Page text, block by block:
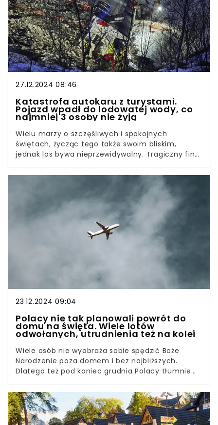
27.12.2024 08:46
Katastrofa autokaru z turystami.
Pojazd wpadł do lodowatej wody, co
najmniej 3 osoby nie żyją
Wielu marzy o szczęśliwych i spokojnych
świętach, życząc tego także swoim bliskim,
jednak los bywa nieprzewidywalny. Tragiczny finał
w drugi dzień Bożego Narodzenia. Pojazd wypadł z
drogi i wpadł do zbiornika wodnego. Norweskie
media donoszą, że na miejscu zginęły co
najmniej trzy osoby. Są też doniesienia o rannych.
Czy wśród nich byli Polacy?
23.12.2024 09:04
Polacy nie tak planowali powrót do
domu na święta. Wiele lotów
odwołanych, utrudnienia też na kolei
Wiele osób nie wyobraża sobie spędzić Boże
Narodzenie poza domem i bez najbliższych.
Dlatego też pod koniec grudnia Polacy tłumnie
komunikacyjnymi. Niestety w tym roku ich plany
pokrzyżowały czynniki od nich niezależne.